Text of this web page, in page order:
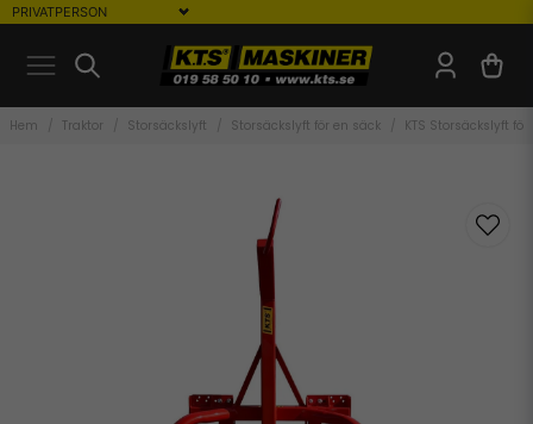
Hem Traktor Storsäckslyft Storsäckslyft för en säck KTS Storsäckslyft